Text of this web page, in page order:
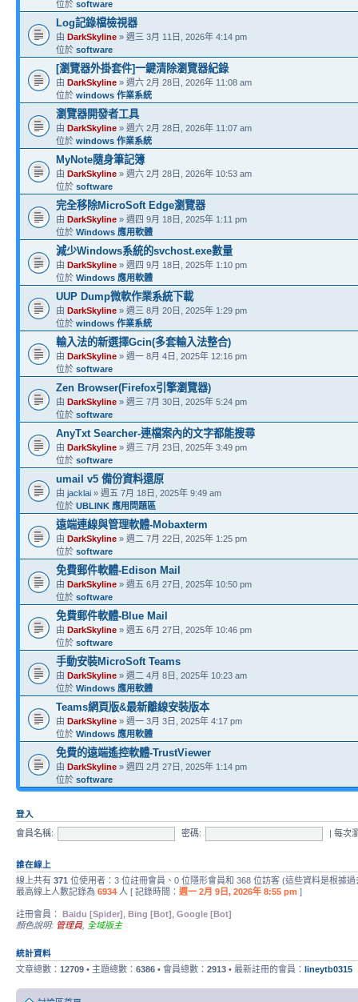
位於 software
Log記錄檔檢視器
由 DarkSkyline » 週三 3月 11日, 2026年 4:14 pm
位於 software
[瀏覽器外掛套件]一鍵清除瀏覽器紀錄
由 DarkSkyline » 週六 2月 28日, 2026年 11:08 am
位於 windows 作業系統
瀏覽器開發者工具
由 DarkSkyline » 週六 2月 28日, 2026年 11:07 am
位於 windows 作業系統
MyNote隨身筆記簿
由 DarkSkyline » 週六 2月 28日, 2026年 10:53 am
位於 software
完全移除MicroSoft Edge瀏覽器
由 DarkSkyline » 週四 9月 18日, 2025年 1:11 pm
位於 Windows 應用軟體
減少Windows系統的svchost.exe數量
由 DarkSkyline » 週四 9月 18日, 2025年 1:10 pm
位於 Windows 應用軟體
UUP Dump微軟作業系統下載
由 DarkSkyline » 週三 8月 20日, 2025年 1:29 pm
位於 windows 作業系統
輸入法的新選擇Gcin(多套輸入法整合)
由 DarkSkyline » 週一 8月 4日, 2025年 12:16 pm
位於 software
Zen Browser(Firefox引擎瀏覽器)
由 DarkSkyline » 週三 7月 30日, 2025年 5:24 pm
位於 software
AnyTxt Searcher-連檔案內的文字都能搜尋
由 DarkSkyline » 週三 7月 23日, 2025年 3:49 pm
位於 software
umail v5 備份資料還原
由 jacklai » 週五 7月 18日, 2025年 9:49 am
位於 UBLINK 應用問題區
遠端連線與管理軟體-Mobaxterm
由 DarkSkyline » 週二 7月 22日, 2025年 1:25 pm
位於 software
免費郵件軟體-Edison Mail
由 DarkSkyline » 週五 6月 27日, 2025年 10:50 pm
位於 software
免費郵件軟體-Blue Mail
由 DarkSkyline » 週五 6月 27日, 2025年 10:46 pm
位於 software
手動安裝MicroSoft Teams
由 DarkSkyline » 週二 4月 8日, 2025年 10:23 am
位於 Windows 應用軟體
Teams網頁版&最新離線安裝版本
由 DarkSkyline » 週一 3月 3日, 2025年 4:17 pm
位於 Windows 應用軟體
免費的遠端遙控軟體-TrustViewer
由 DarkSkyline » 週四 2月 27日, 2025年 1:14 pm
位於 software
登入
會員名稱:
密碼: | 每次
誰在線上
線上共有 371 位使用者：3 位註冊會員、0 位隱形會員和 368 位訪客 (這些資料是根據
最高線上人數記錄為 6934 人 [ 記錄時間： 週一 2月 9日, 2026年 8:55 pm ]
註冊會員： Baidu [Spider] Bing [Bot] Google [Bot]
顏色說明: 管理員 全域版主
統計資料
文章總數： 12709 • 主題總數： 6386 • 會員總數： 2913 • 最新註冊的會員： lineytb0315